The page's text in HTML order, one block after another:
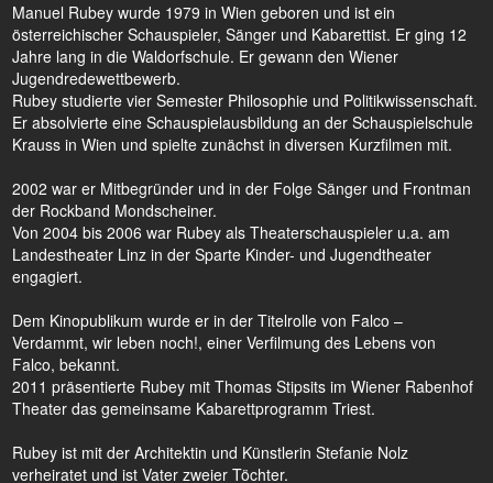
Manuel Rubey wurde 1979 in Wien geboren und ist ein
österreichischer Schauspieler, Sänger und Kabarettist. Er ging 12
Jahre lang in die Waldorfschule. Er gewann den Wiener
Jugendredewettbewerb.
Rubey studierte vier Semester Philosophie und Politikwissenschaft.
Er absolvierte eine Schauspielausbildung an der Schauspielschule
Krauss in Wien und spielte zunächst in diversen Kurzfilmen mit.
2002 war er Mitbegründer und in der Folge Sänger und Frontman
der Rockband Mondscheiner.
Von 2004 bis 2006 war Rubey als Theaterschauspieler u.a. am
Landestheater Linz in der Sparte Kinder- und Jugendtheater
engagiert.
Dem Kinopublikum wurde er in der Titelrolle von Falco –
Verdammt, wir leben noch!, einer Verfilmung des Lebens von
Falco, bekannt.
2011 präsentierte Rubey mit Thomas Stipsits im Wiener Rabenhof
Theater das gemeinsame Kabarettprogramm Triest.
Rubey ist mit der Architektin und Künstlerin Stefanie Nolz
verheiratet und ist Vater zweier Töchter.